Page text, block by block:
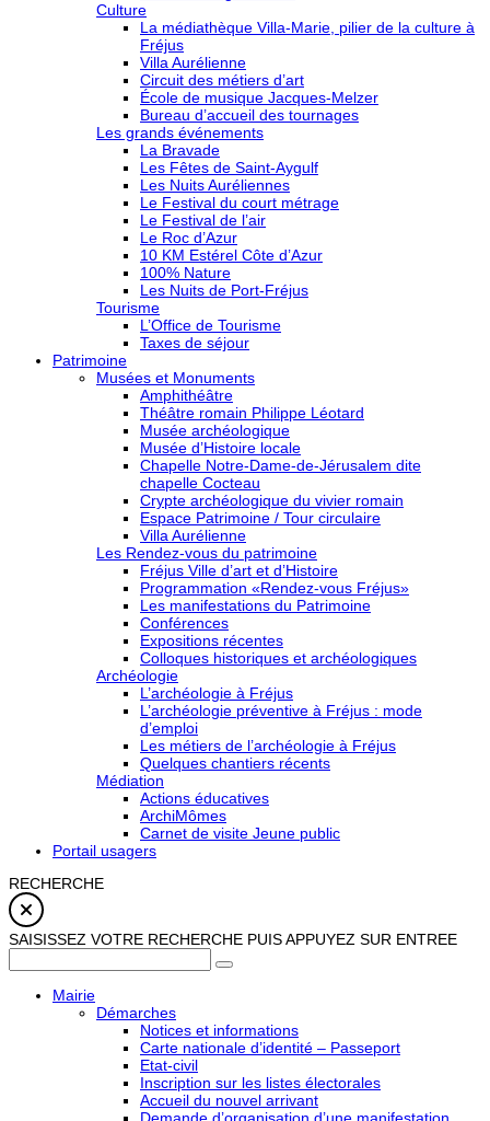
Culture
La médiathèque Villa-Marie, pilier de la culture à
Fréjus
Villa Aurélienne
Circuit des métiers d’art
École de musique Jacques-Melzer
Bureau d’accueil des tournages
Les grands événements
La Bravade
Les Fêtes de Saint-Aygulf
Les Nuits Auréliennes
Le Festival du court métrage
Le Festival de l’air
Le Roc d’Azur
10 KM Estérel Côte d’Azur
100% Nature
Les Nuits de Port-Fréjus
Tourisme
L’Office de Tourisme
Taxes de séjour
Patrimoine
Musées et Monuments
Amphithéâtre
Théâtre romain Philippe Léotard
Musée archéologique
Musée d’Histoire locale
Chapelle Notre-Dame-de-Jérusalem dite
chapelle Cocteau
Crypte archéologique du vivier romain
Espace Patrimoine / Tour circulaire
Villa Aurélienne
Les Rendez-vous du patrimoine
Fréjus Ville d’art et d’Histoire
Programmation «Rendez-vous Fréjus»
Les manifestations du Patrimoine
Conférences
Expositions récentes
Colloques historiques et archéologiques
Archéologie
L’archéologie à Fréjus
L’archéologie préventive à Fréjus : mode
d’emploi
Les métiers de l’archéologie à Fréjus
Quelques chantiers récents
Médiation
Actions éducatives
ArchiMômes
Carnet de visite Jeune public
Portail usagers
RECHERCHE
SAISISSEZ VOTRE RECHERCHE PUIS APPUYEZ SUR ENTREE
Mairie
Démarches
Notices et informations
Carte nationale d’identité – Passeport
Etat-civil
Inscription sur les listes électorales
Accueil du nouvel arrivant